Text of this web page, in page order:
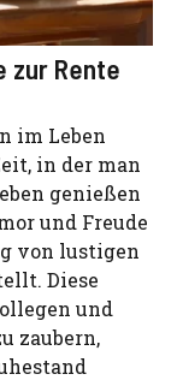
zur Rente
im Leben
in der man
genießen
und Freude
von lustigen
Diese
und
zaubern,